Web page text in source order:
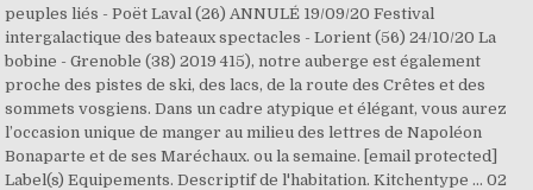
peuples liés - Poët Laval (26) ANNULÉ 19/09/20 Festival
intergalactique des bateaux spectacles - Lorient (56) 24/10/20 La
bobine - Grenoble (38) 2019 415), notre auberge est également
proche des pistes de ski, des lacs, de la route des Crêtes et des
sommets vosgiens. Dans un cadre atypique et élégant, vous aurez
l’occasion unique de manger au milieu des lettres de Napoléon
Bonaparte et de ses Maréchaux. ou la semaine. [email protected]
Label(s) Equipements. Descriptif de l'habitation. Kitchentype ... 02